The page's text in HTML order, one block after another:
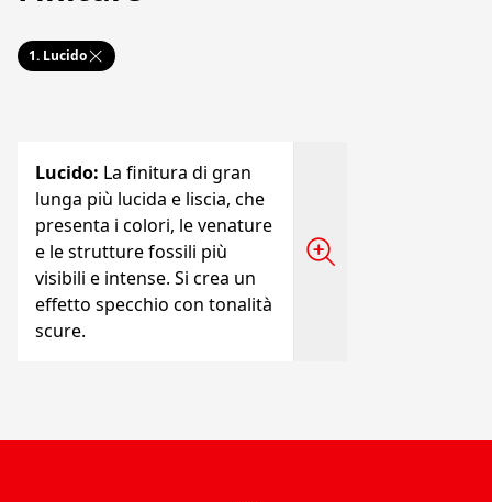
1. Lucido
Lucido: La finitura di gran
lunga più lucida e liscia, che
presenta i colori, le venature
e le strutture fossili più
visibili e intense. Si crea un
effetto specchio con tonalità
scure.